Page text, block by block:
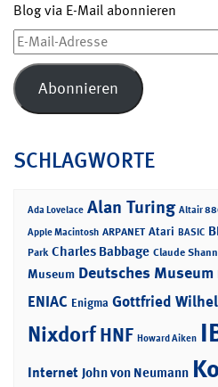
Blog via E-Mail abonnieren
E-
Mail-
Adresse
Abonnieren
SCHLAGWORTE
Ada Lovelace Alan Turing Altair
Apple Macintosh ARPANET Atari BASIC
Park Charles Babbage Claude
Museum Deutsches Museum
ENIAC Enigma Gottfried
NixdorfHNF Howard Aiken
Internet John von Neumann